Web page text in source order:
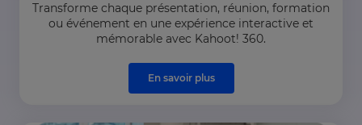
Transforme chaque présentation, réunion, formation
ou événement en une expérience interactive et
mémorable avec Kahoot! 360.
En savoir plus